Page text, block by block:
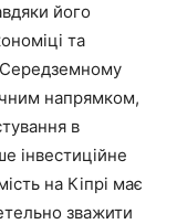
його
та
Середземному
напрямком,
в
інвестиційне
на Кіпрі має
зважити